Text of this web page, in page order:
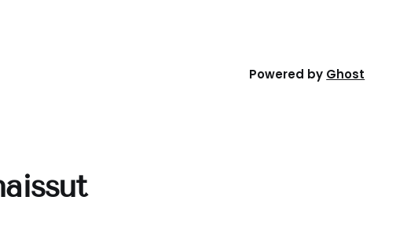
Powered by Ghost